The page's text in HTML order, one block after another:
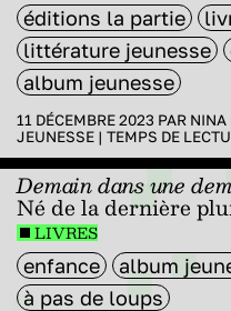
éditions la partie
littérature jeunesse
album jeunesse
11 DÉCEMBRE 2023 PAR NINA
JEUNESSE | TEMPS DE
Demain dans une
Né de la dernière
LIVRES
enfance album
à pas de loups